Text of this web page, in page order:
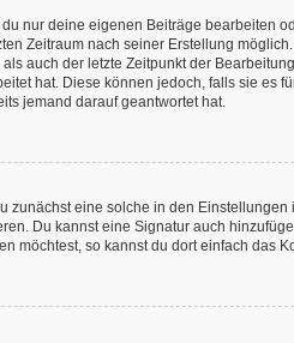
nur deine eigenen Beiträge bearbeiten
Zeitraum nach seiner Erstellung
auch der letzte Zeitpunkt der
hat. Diese können jedoch, falls sie
jemand darauf geantwortet hat.
zunächst eine solche in den
Du kannst eine Signatur auch
möchtest, so kannst du dort einfach das